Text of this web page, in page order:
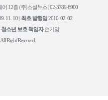
트
유
튜
12층 (주)소셜뉴스 | 02-3789-8900
11. 10 | 최초 발행일 2010. 02. 02
청소년 보호 책임자손기영
Right Reserved.